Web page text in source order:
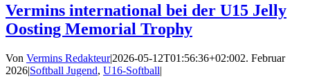
Vermins international bei der U15 Jelly
Oosting Memorial Trophy
Von Vermins Redakteur|2026-05-12T01:56:36+02:002. Februar
2026|Softball Jugend, U16-Softball|